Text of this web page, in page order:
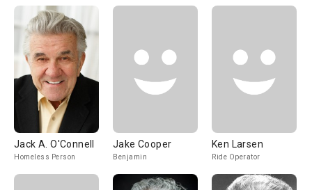
Jack A. O'Connell
Homeless Person
Jake Cooper
Benjamin
Ken Larsen
Ride Operator